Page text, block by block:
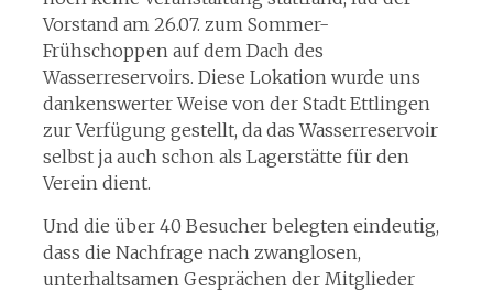
Vorstand am 26.07. zum Sommer-
Frühschoppen auf dem Dach des
Wasserreservoirs. Diese Lokation wurde uns
dankenswerter Weise von der Stadt Ettlingen
zur Verfügung gestellt, da das Wasserreservoir
selbst ja auch schon als Lagerstätte für den
Verein dient.
Und die über 40 Besucher belegten eindeutig,
dass die Nachfrage nach zwanglosen,
unterhaltsamen Gesprächen der Mitglieder